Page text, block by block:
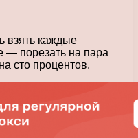
взять каждые
— порезать на пара
сто процентов.